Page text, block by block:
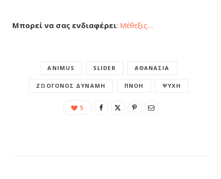
Μπορεί να σας ενδιαφέρει: Μέθεξις…
ANIMUS SLIDER ΑΘΑΝΑΣΊΑ
ΖΩΟΓΌΝΟΣ ΔΎΝΑΜΗ ΠΝΟΉ ΨΥΧΉ
5